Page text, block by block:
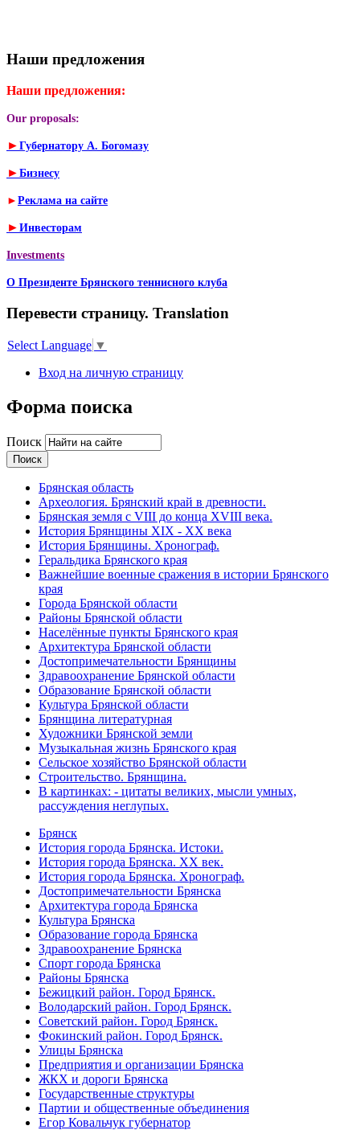
Наши предложения
Наши предложения:
Our proposals:
► Губернатору А. Богомазу
► Бизнесу
► Реклама на сайте
► Инвесторам
Investments
О Президенте Брянского теннисного клуба
Перевести страницу. Translation
Select Language ▼
Вход на личную страницу
Форма поиска
Поиск
Брянская область
Археология. Брянский край в древности.
Брянская земля с VIII до конца XVIII века.
История Брянщины XIX - XX века
История Брянщины. Хронограф.
Геральдика Брянского края
Важнейшие военные сражения в истории Брянского
края
Города Брянской области
Районы Брянской области
Населённые пункты Брянского края
Архитектура Брянской области
Достопримечательности Брянщины
Здравоохранение Брянской области
Образование Брянской области
Культура Брянской области
Брянщина литературная
Художники Брянской земли
Музыкальная жизнь Брянского края
Сельское хозяйство Брянской области
Строительство. Брянщина.
В картинках: - цитаты великих, мысли умных,
рассуждения неглупых.
Брянск
История города Брянска. Истоки.
История города Брянска. XX век.
История города Брянска. Хронограф.
Достопримечательности Брянска
Архитектура города Брянска
Культура Брянска
Образование города Брянска
Здравоохранение Брянска
Спорт города Брянска
Районы Брянска
Бежицкий район. Город Брянск.
Володарский район. Город Брянск.
Советский район. Город Брянск.
Фокинский район. Город Брянск.
Улицы Брянска
Предприятия и организации Брянска
ЖКХ и дороги Брянска
Государственные структуры
Партии и общественные объединения
Егор Ковальчук губернатор